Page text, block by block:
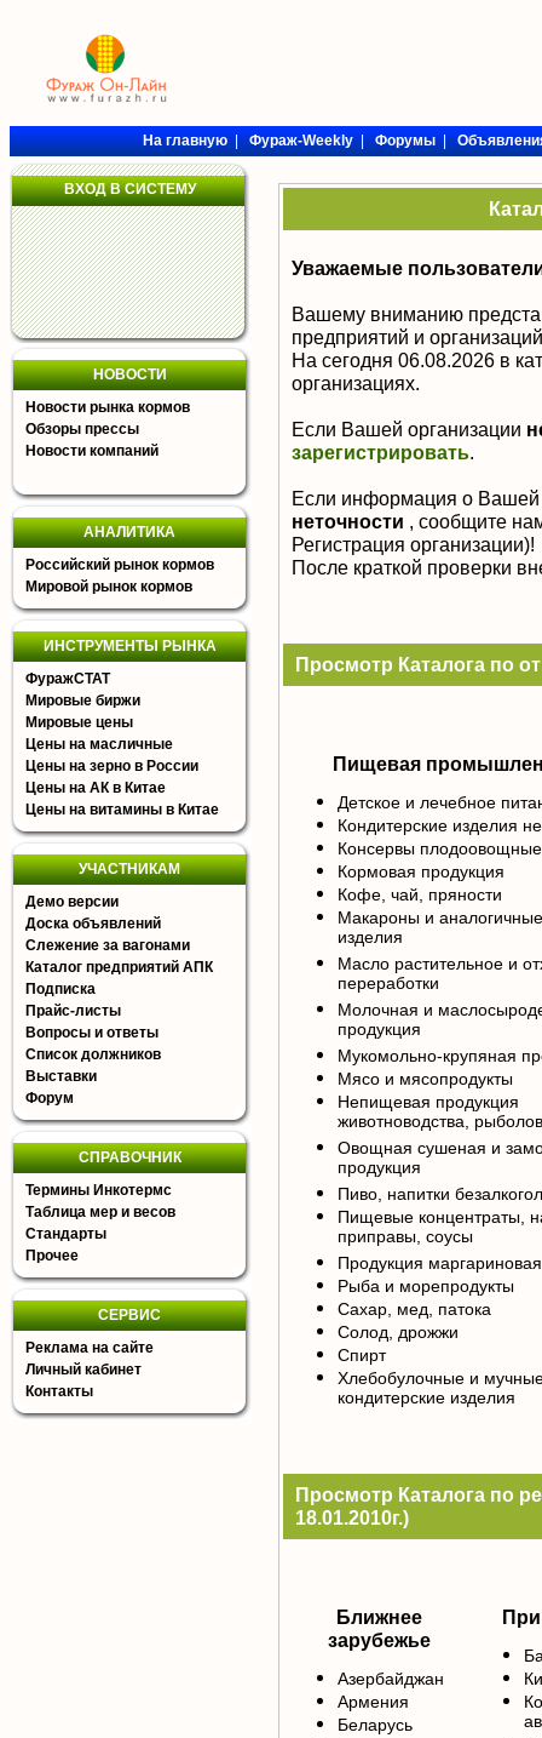
На главную|Фураж-Weekly|Форумы|
ВХОД В СИСТЕМУ
НОВОСТИ
Новости рынка кормов
Обзоры прессы
Новости компаний
АНАЛИТИКА
Российский рынок кормов
Мировой рынок кормов
ИНСТРУМЕНТЫ РЫНКА
ФуражСТАТ
Мировые биржи
Мировые цены
Цены на масличные
Цены на зерно в России
Цены на АК в Китае
Цены на витамины в Китае
УЧАСТНИКАМ
Демо версии
Доска объявлений
Слежение за вагонами
Каталог предприятий АПК
Подписка
Прайс-листы
Вопросы и ответы
Список должников
Выставки
Форум
СПРАВОЧНИК
Термины Инкотермс
Таблица мер и весов
Стандарты
Прочее
СЕРВИС
Реклама на сайте
Личный кабинет
Контакты
Уважаемые
Вашему вниманию
предприятий и
На сегодня 06.08.2026 в
организациях.
Если Вашей организации
зарегистрировать.
Если информация о Вашей
неточности , сообщите
Регистрация организации)!
После краткой проверки
Просмотр Каталога по
Пищевая
Детское и лечебное
Кондитерские изделия
Консервы
Кормовая продукция
Кофе, чай, пряности
Макароны и
изделия
Масло растительное и
переработки
Молочная и
продукция
Мукомольно-крупяная
Мясо и мясопродукты
Непищевая продукция
животноводства,
Овощная сушеная и
продукция
Пиво, напитки
Пищевые концентраты,
приправы, соусы
Продукция
Рыба и морепродукты
Сахар, мед, патока
Солод, дрожжи
Спирт
Хлебобулочные и
кондитерские изделия
Просмотр Каталога по
18.01.2010г.)
Ближнее
зарубежье
Азербайджан
Армения
Беларусь